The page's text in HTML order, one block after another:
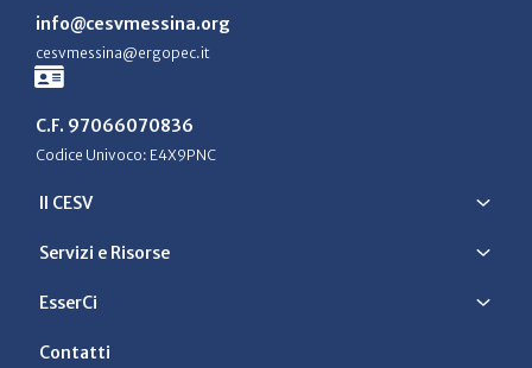
info@cesvmessina.org
cesvmessina@ergopec.it
C.F. 97066070836
Codice Univoco: E4X9PNC
Il CESV
Servizi e Risorse
EsserCi
Contatti